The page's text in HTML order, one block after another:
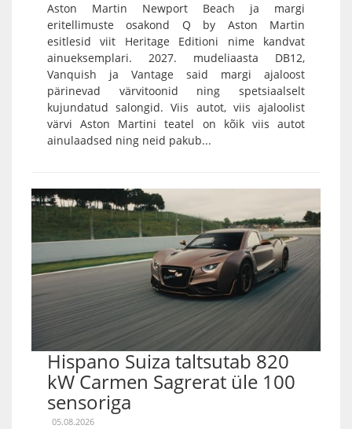
Aston Martin Newport Beach ja margi
eritellimuste osakond Q by Aston Martin
esitlesid viit Heritage Editioni nime kandvat
ainueksemplari. 2027. mudeliaasta DB12,
Vanquish ja Vantage said margi ajaloost
pärinevad värvitoonid ning spetsiaalselt
kujundatud salongid. Viis autot, viis ajaloolist
värvi Aston Martini teatel on kõik viis autot
ainulaadsed ning neid pakub...
Hispano Suiza taltsutab 820
kW Carmen Sagrerat üle 100
sensoriga
05.08.2026